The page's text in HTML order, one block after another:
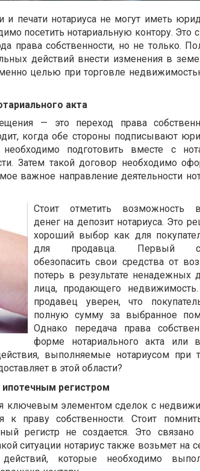
печати нотариуса не могут иметь
посетить нотариальную контору. Это
права собственности, но не только.
действий внести изменения в
целью при торговле
акта
— это переход права
когда обе стороны подписывают
подготовить вместе с
Затем такой договор необходимо
важное направление деятельности
Стоит отметить возможность
денег на депозит нотариуса. Это
хороший выбор как для
для продавца. Первый
обезопасить свои средства от
потерь в результате ненадежных
лица, продающего
продавец уверен, что
полную сумму за выбранное
Однако передача права
форме нотариального акта или
выполняемые нотариусом при
в этой области?
регистром
ключевым элементом сделок с
к праву собственности. Стоит
регистр не создается. Это связано
ситуации нотариус также возьмет на
которые необходимо